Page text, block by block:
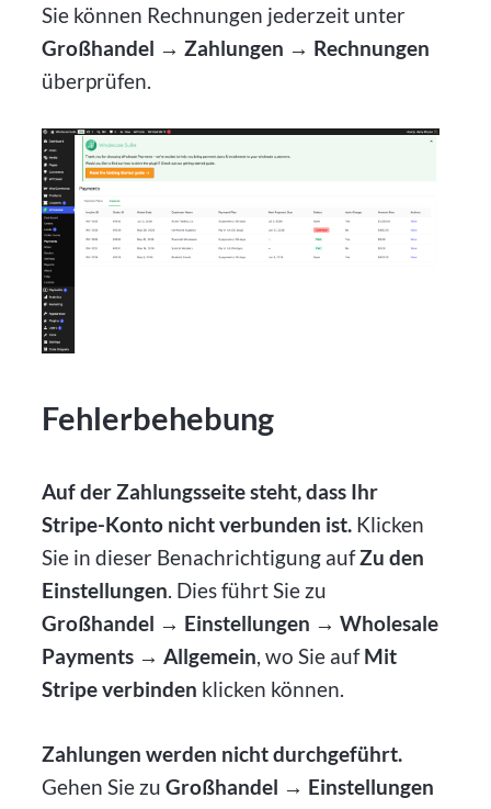
Sie können Rechnungen jederzeit unter
Großhandel → Zahlungen → Rechnungen
überprüfen.
Fehlerbehebung
Auf der Zahlungsseite steht, dass Ihr
Stripe-Konto nicht verbunden ist. Klicken
Sie in dieser Benachrichtigung aufZu den
Einstellungen. Dies führt Sie zu
Großhandel → Einstellungen → Wholesale
Payments → Allgemein, wo Sie aufMit
Stripe verbinden klicken können.
Zahlungen werden nicht durchgeführt.
Gehen Sie zuGroßhandel → Einstellungen